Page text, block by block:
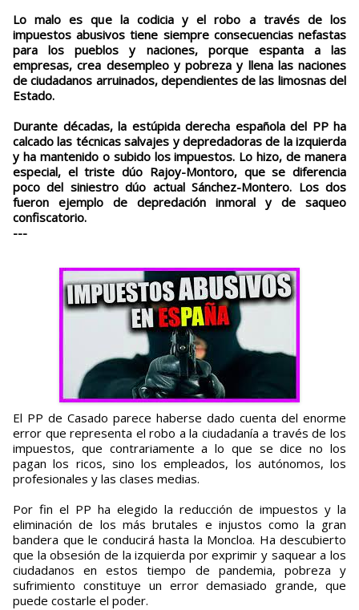
Lo malo es que la codicia y el robo a través de los
impuestos abusivos tiene siempre consecuencias nefastas
para los pueblos y naciones, porque espanta a las
empresas, crea desempleo y pobreza y llena las naciones
de ciudadanos arruinados, dependientes de las limosnas del
Estado.
Durante décadas, la estúpida derecha española del PP ha
calcado las técnicas salvajes y depredadoras de la izquierda
y ha mantenido o subido los impuestos. Lo hizo, de manera
especial, el triste dúo Rajoy-Montoro, que se diferencia
poco del siniestro dúo actual Sánchez-Montero. Los dos
fueron ejemplo de depredación inmoral y de saqueo
confiscatorio.
---
El PP de Casado parece haberse dado cuenta del enorme
error que representa el robo a la ciudadanía a través de los
impuestos, que contrariamente a lo que se dice no los
pagan los ricos, sino los empleados, los autónomos, los
profesionales y las clases medias.
Por fin el PP ha elegido la reducción de impuestos y la
eliminación de los más brutales e injustos como la gran
bandera que le conducirá hasta la Moncloa. Ha descubierto
que la obsesión de la izquierda por exprimir y saquear a los
ciudadanos en estos tiempo de pandemia, pobreza y
sufrimiento constituye un error demasiado grande, que
puede costarle el poder.